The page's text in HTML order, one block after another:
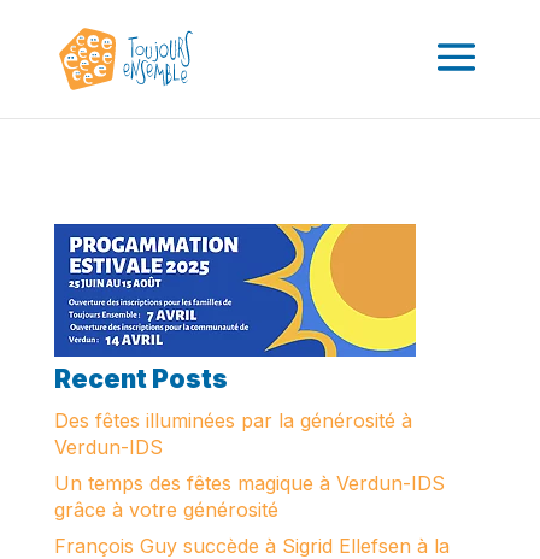
Recent Posts
Des fêtes illuminées par la générosité à
Verdun-IDS
Un temps des fêtes magique à Verdun-IDS
grâce à votre générosité
François Guy succède à Sigrid Ellefsen à la